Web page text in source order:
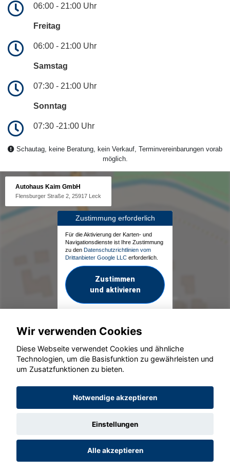
06:00 - 21:00 Uhr
Freitag
06:00 - 21:00 Uhr
Samstag
07:30 - 21:00 Uhr
Sonntag
07:30 -21:00 Uhr
Schautag, keine Beratung, kein Verkauf, Terminvereinbarungen vorab
möglich.
Autohaus Kaim GmbH
Flensburger Straße 2, 25917 Leck
Zustimmung erforderlich
Für die Aktivierung der Karten- und
Navigationsdienste ist Ihre Zustimmung
zu den Datenschutzrichtlinien vom
Drittanbieter Google LLC erforderlich.
Zustimmen
und aktivieren
© konjunkturmotor.de GmbH 2020 - 2026
Wir verwenden Cookies
Diese Webseite verwendet Cookies und ähnliche
Technologien, um die Basisfunktion zu gewährleisten und
um Zusatzfunktionen zu bieten.
Notwendige akzeptieren
Einstellungen
Alle akzeptieren